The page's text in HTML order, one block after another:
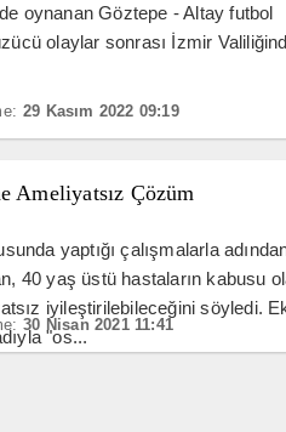
oynanan Göztepe - Altay futbol
olaylar sonrası İzmir
29 Kasım 2022 09:19
Ameliyatsız Çözüm
yaptığı çalışmalarla
40 yaş üstü hastaların kabusu
iyileştirilebileceğini söyledi.
"os...
30 Nisan 2021 11:41